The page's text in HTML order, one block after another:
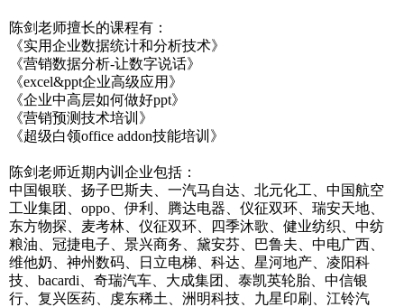
陈剑老师擅长的课程有：
《实用企业数据统计和分析技术》
《营销数据分析-让数字说话》
《excel&ppt企业高级应用》
《企业中高层如何做好ppt》
《营销预测技术培训》
《超级白领office addon技能培训》
陈剑老师近期内训企业包括：
中国银联、扬子巴斯夫、一汽马自达、北元化工、中国航空
工业集团、oppo、伊利、腾达电器、仪征双环、瑞安天地、
东方物探、麦考林、仪征双环、四季沐歌、健业纺织、中纺
粮油、冠捷电子、景兴商务、黛安芬、巴鲁夫、中电广西、
维他奶、神州数码、日立电梯、科达、星河地产、凌阳科
技、bacardi、奇瑞汽车、大成集团、泰凯英轮胎、中信银
行、复兴医药、虔东稀土、洲明科技、九星印刷、江铃汽